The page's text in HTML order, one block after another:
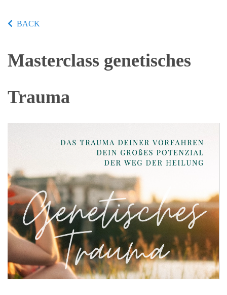
BACK
Masterclass genetisches
Trauma